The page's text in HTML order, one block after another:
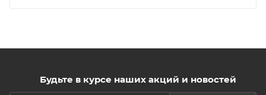
Будьте в курсе наших акций и новостей